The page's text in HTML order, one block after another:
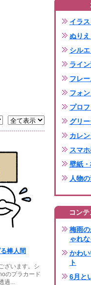
棒人間
ざいます。シ
のプラカード
過...
イラ
ぬり
シル
ライ
フレ
フォ
プロ
グリ
カレ
スマ
壁紙
人物
コン
梅雨
ゃれ
かわ
ト
6月と